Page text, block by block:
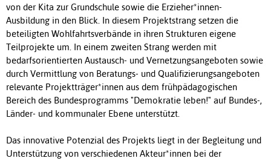
von der Kita zur Grundschule sowie die Erzieher*innen-
Ausbildung in den Blick. In diesem Projektstrang setzen die
beteiligten Wohlfahrtsverbände in ihren Strukturen eigene
Teilprojekte um. In einem zweiten Strang werden mit
bedarfsorientierten Austausch- und Vernetzungsangeboten sowie
durch Vermittlung von Beratungs- und Qualifizierungsangeboten
relevante Projektträger*innen aus dem frühpädagogischen
Bereich des Bundesprogramms "Demokratie leben!" auf Bundes-,
Länder- und kommunaler Ebene unterstützt.
Das innovative Potenzial des Projekts liegt in der Begleitung und
Unterstützung von verschiedenen Akteur*innen bei der